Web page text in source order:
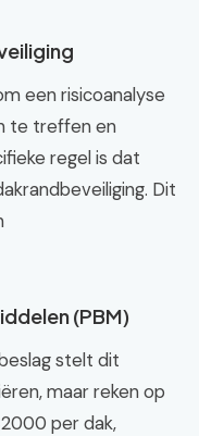
een risicoanalyse
te treffen en
regel is dat
Dit
(PBM)
stelt dit
maar reken op
per dak,